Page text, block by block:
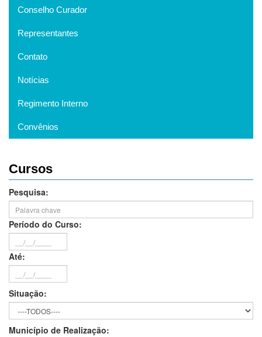
Conselho Curador
Representantes
Contato
Notícias
Regimento Interno
Convênios
Cursos
Pesquisa:
Período do Curso:
Até:
Situação:
Município de Realização: